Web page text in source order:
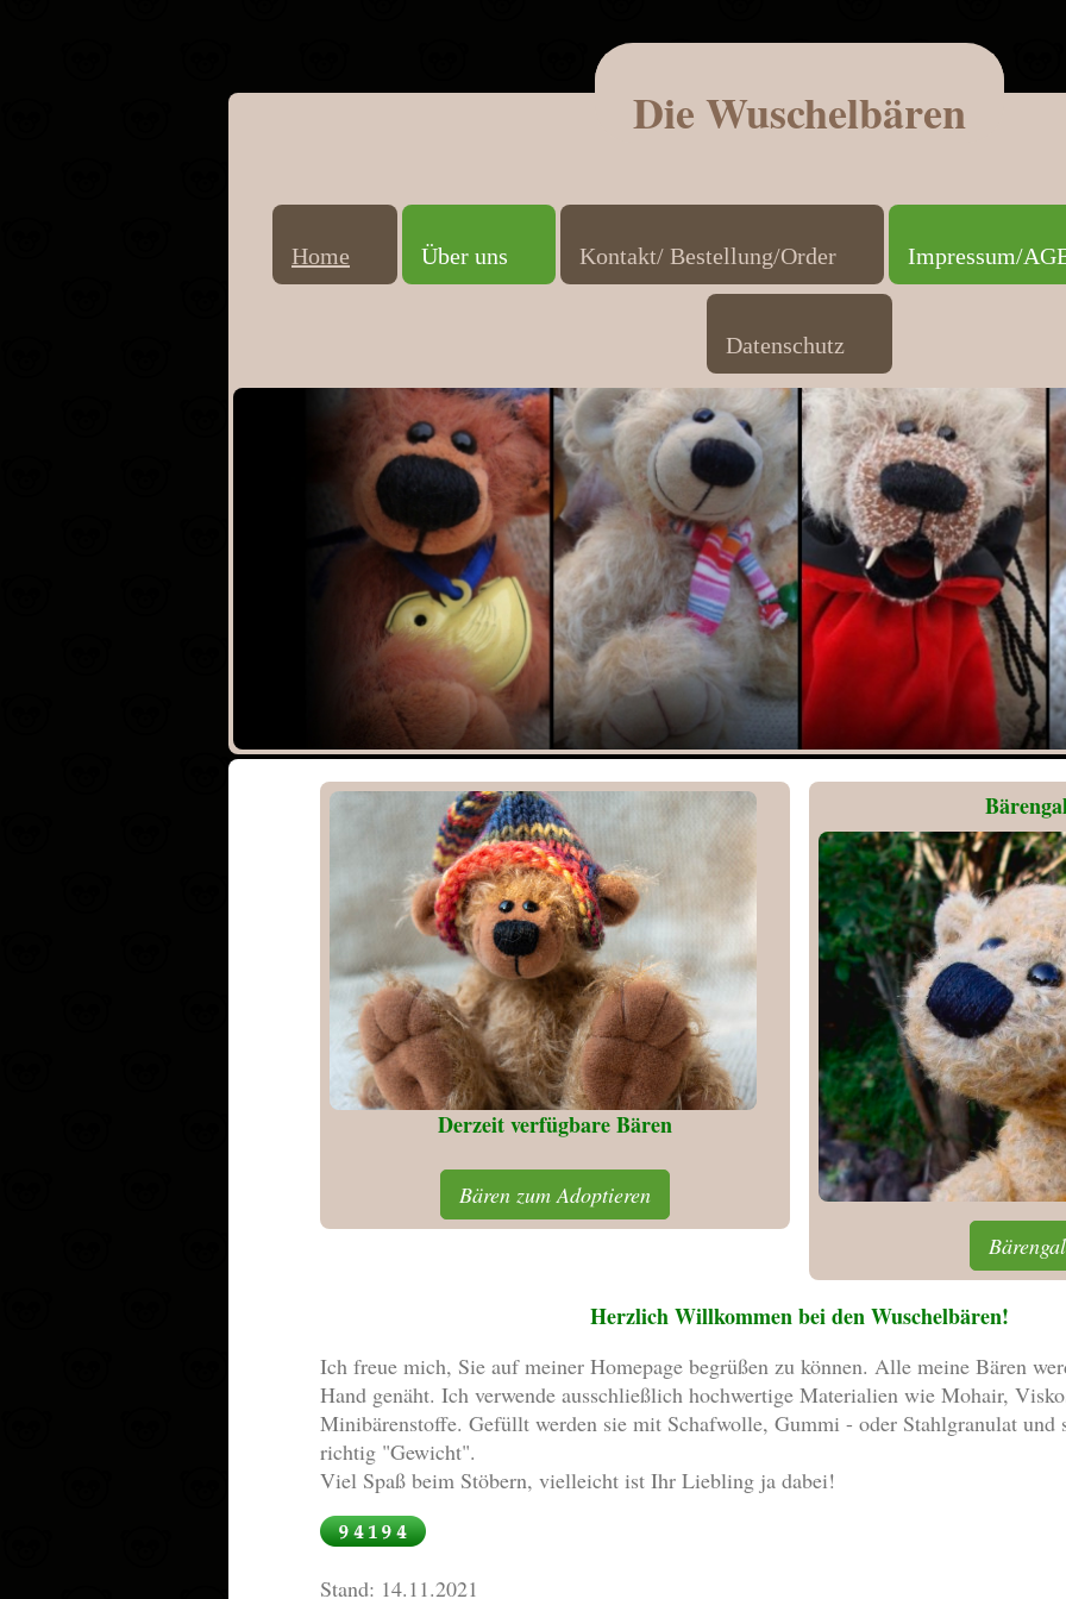
Die Wuschelbären
Home Über uns Kontakt/ Bestellung/Order Impressum/
Datenschutz
Derzeit verfügbare Bären
Bären zum Adoptieren
Herzlich Willkommen bei den Wuschelbären!
Ich freue mich, Sie auf meiner Homepage begrüßen zu können. Alle meine Bären
Hand genäht. Ich verwende ausschließlich hochwertige Materialien wie Mohair,
Minibärenstoffe. Gefüllt werden sie mit Schafwolle, Gummi - oder Stahlgranulat und
richtig "Gewicht".
Viel Spaß beim Stöbern, vielleicht ist Ihr Liebling ja dabei!
Stand: 14.11.2021